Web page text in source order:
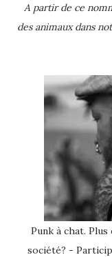
A partir de ce nomment là le débat va s'enliser sur la place
des animaux dans
Punk à chat. Plus ou moins d'animaux demain dans nos
société? -